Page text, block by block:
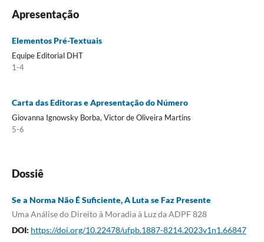
Apresentação
Elementos Pré-Textuais
Equipe Editorial DHT
1-4
Carta das Editoras e Apresentação do Número
Giovanna Ignowsky Borba, Victor de Oliveira Martins
5-6
Dossiê
Se a Norma Não É Suficiente, A Luta se Faz Presente
Uma Análise do Direito à Moradia à Luz da ADPF 828
DOI: https://doi.org/10.22478/ufpb.1887-8214.2023v1n1.66847